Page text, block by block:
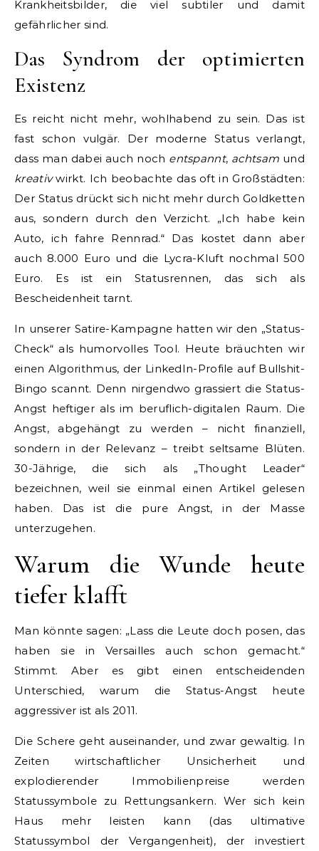
Krankheitsbilder, die viel subtiler und damit
gefährlicher sind.
Das Syndrom der optimierten
Existenz
Es reicht nicht mehr, wohlhabend zu sein. Das ist
fast schon vulgär. Der moderne Status verlangt,
dass man dabei auch noch entspannt, achtsam und
kreativwirkt. Ich beobachte das oft in Großstädten:
Der Status drückt sich nicht mehr durch Goldketten
aus, sondern durch den Verzicht. „Ich habe kein
Auto, ich fahre Rennrad.“ Das kostet dann aber
auch 8.000 Euro und die Lycra-Kluft nochmal 500
Euro. Es ist ein Statusrennen, das sich als
Bescheidenheit tarnt.
In unserer Satire-Kampagne hatten wir den „Status-
Check“ als humorvolles Tool. Heute bräuchten wir
einen Algorithmus, der LinkedIn-Profile auf Bullshit-
Bingo scannt. Denn nirgendwo grassiert die Status-
Angst heftiger als im beruflich-digitalen Raum. Die
Angst, abgehängt zu werden – nicht finanziell,
sondern in der Relevanz – treibt seltsame Blüten.
30-Jährige, die sich als „Thought Leader“
bezeichnen, weil sie einmal einen Artikel gelesen
haben. Das ist die pure Angst, in der Masse
unterzugehen.
Warum die Wunde heute
tiefer klafft
Man könnte sagen: „Lass die Leute doch posen, das
haben sie in Versailles auch schon gemacht.“
Stimmt. Aber es gibt einen entscheidenden
Unterschied, warum die Status-Angst heute
aggressiver ist als 2011.
Die Schere geht auseinander, und zwar gewaltig. In
Zeiten wirtschaftlicher Unsicherheit und
explodierender Immobilienpreise werden
Statussymbole zu Rettungsankern. Wer sich kein
Haus mehr leisten kann (das ultimative
Statussymbol der Vergangenheit), der investiert